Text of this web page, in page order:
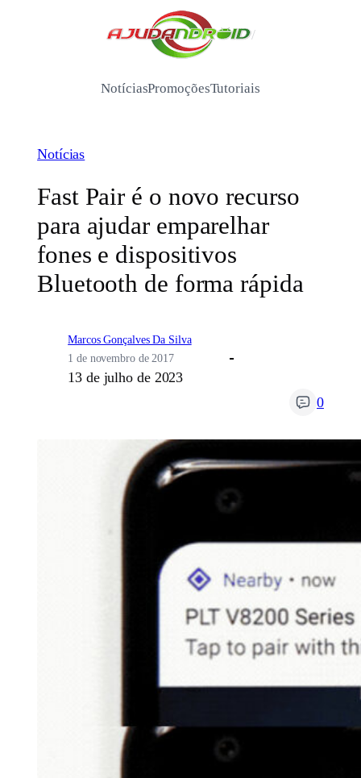
/
NotíciasPromoçõesTutoriais
Notícias
Fast Pair é o novo recurso
para ajudar emparelhar
fones e dispositivos
Bluetooth de forma rápida
Marcos Gonçalves Da Silva
1 de novembro de 2017
13 de julho de 2023
0